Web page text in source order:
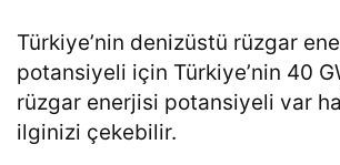
Türkiye’nin denizüstü rüzgar
potansiyeli için Türkiye’nin 40
rüzgar enerjisi potansiyeli var
ilginizi çekebilir.